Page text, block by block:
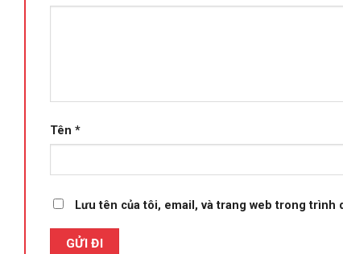
Tên *
Lưu tên của tôi, email, và trang web trong trình